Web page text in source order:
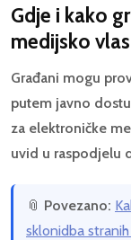
Gdje i kako
medijsko
Građani mogu
putem javno
za elektroničke
uvid u raspodjelu
📎 Povezano:
sklonidba